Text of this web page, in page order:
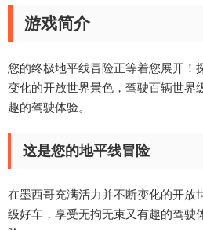
游戏简介
您的终极地平线冒险正等着您展开！
变化的开放世界景色，驾驶百辆世界
趣的驾驶体验。
这是您的地平线冒险
在墨西哥充满活力并不断变化的开放
级好车，享受无拘无束又有趣的驾驶